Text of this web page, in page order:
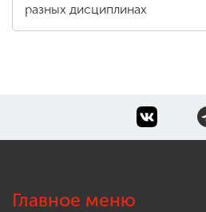
разных дисциплинах
Главное меню